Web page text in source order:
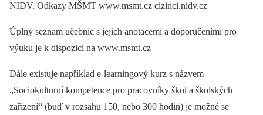
NIDV. Odkazy MŠMT www.msmt.cz cizinci.nidv.cz
Úplný seznam učebnic s jejich anotacemi a doporučeními pro
výuku je k dispozici na www.msmt.cz
Dále existuje například e-learningový kurz s názvem
„Sociokulturní kompetence pro pracovníky škol a školských
zařízení“ (buď v rozsahu 150, nebo 300 hodin) je možné se